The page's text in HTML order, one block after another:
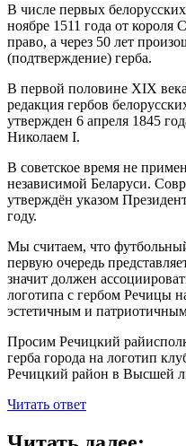
В числе первых
ноябре 1511 года от короля
право, а через 50 лет
(подтверждение) герба.
В первой половине XIX
редакция гербов
утвержден 6 апреля 1845
Николаем I.
В советское время не
независимой Беларуси.
утверждён указом
году.
Мы считаем, что
первую очередь
значит должен
логотипа с гербом Речицы
эстетичным и
Просим Речицкий
герба города на логотип
Речицкий район в Высшей
Читать ответ